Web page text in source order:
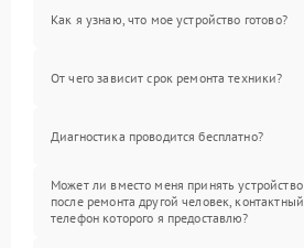
Как я узнаю, что мое устройство готово?
От чего зависит срок ремонта техники?
Диагностика проводится бесплатно?
Может ли вместо меня принять устройство
после ремонта другой человек, контактный
телефон которого я предоставлю?